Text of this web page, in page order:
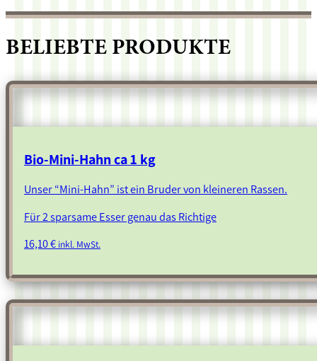
BELIEBTE PRODUKTE
Bio-Mini-Hahn ca 1 kg
Unser “Mini-Hahn” ist ein Bruder von kleineren Rassen.
Für 2 sparsame Esser genau das Richtige
16,10€ inkl. MwSt.